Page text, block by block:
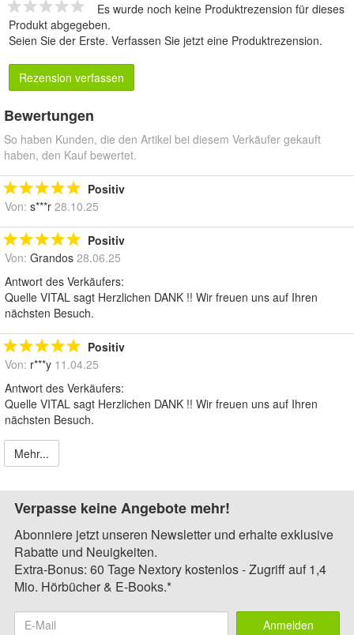
Es wurde noch keine Produktrezension für dieses
Produkt abgegeben.
Seien Sie der Erste. Verfassen Sie jetzt eine Produktrezension.
Rezension verfassen
Bewertungen
So haben Kunden, die den Artikel bei diesem Verkäufer gekauft
haben, den Kauf bewertet.
Positiv
Von: s***r 28.10.25
Positiv
Von: Grandos 28.06.25
Antwort des Verkäufers:
Quelle VITAL sagt Herzlichen DANK !! Wir freuen uns auf Ihren
nächsten Besuch.
Positiv
Von: r***y 11.04.25
Antwort des Verkäufers:
Quelle VITAL sagt Herzlichen DANK !! Wir freuen uns auf Ihren
nächsten Besuch.
Mehr...
Verpasse keine Angebote mehr!
Abonniere jetzt unseren Newsletter und erhalte exklusive
Rabatte und Neuigkeiten.
Extra-Bonus: 60 Tage Nextory kostenlos - Zugriff auf 1,4
Mio. Hörbücher & E-Books.*
Anmelden